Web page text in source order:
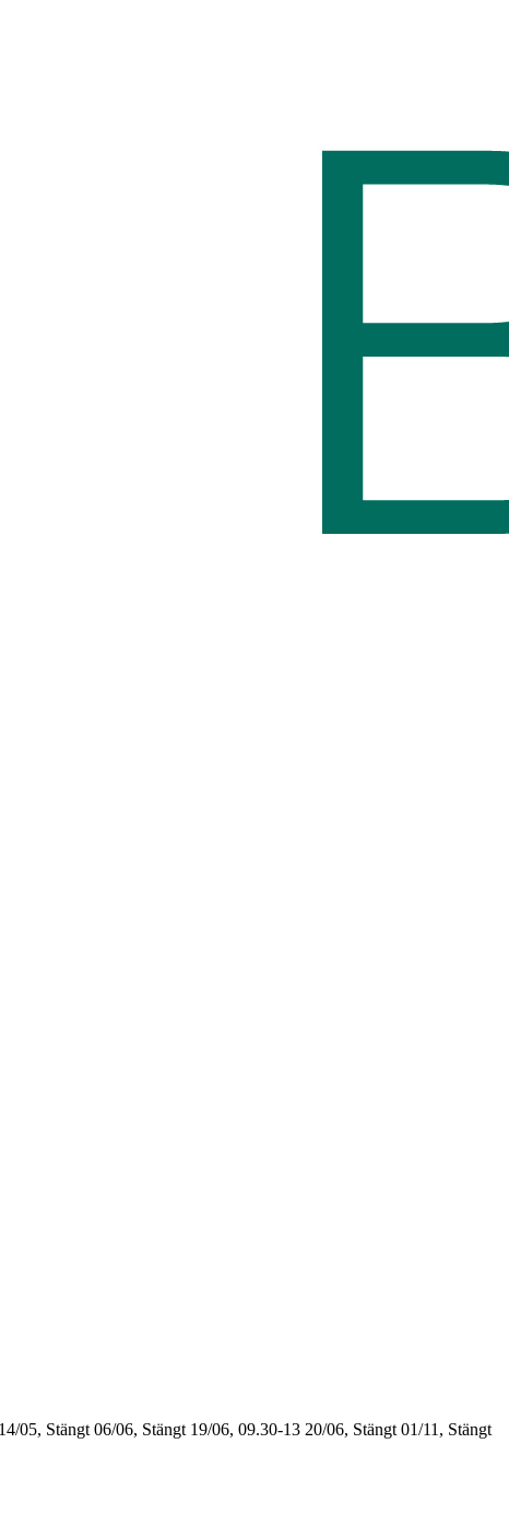
14/05, Stängt 06/06, Stängt 19/06, 09.30-13 20/06, Stängt 01/11, Stängt